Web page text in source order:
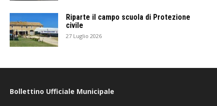
Riparte il campo scuola di Protezione
civile
27 Luglio 2026
Bollettino Ufficiale Municipale